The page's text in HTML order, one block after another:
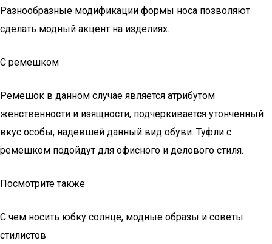
Разнообразные модификации формы носа позволяют
сделать модный акцент на изделиях.
С ремешком
Ремешок в данном случае является атрибутом
женственности и изящности, подчеркивается утонченный
вкус особы, надевшей данный вид обуви. Туфли с
ремешком подойдут для офисного и делового стиля.
Посмотрите также
С чем носить юбку солнце, модные образы и советы
стилистов